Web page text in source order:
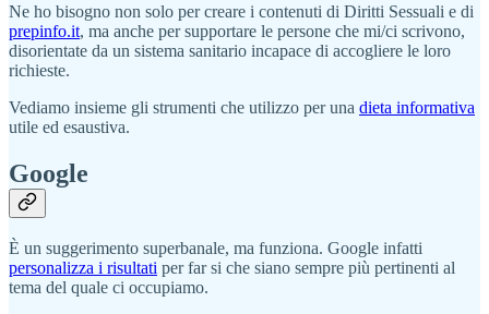
Ne ho bisogno non solo per creare i contenuti di Diritti Sessuali e di
prepinfo.it, ma anche per supportare le persone che mi/ci scrivono,
disorientate da un sistema sanitario incapace di accogliere le loro
richieste.
Vediamo insieme gli strumenti che utilizzo per una dieta informativa
utile ed esaustiva.
Google
È un suggerimento superbanale, ma funziona. Google infatti
personalizza i risultati per far si che siano sempre più pertinenti al
tema del quale ci occupiamo.